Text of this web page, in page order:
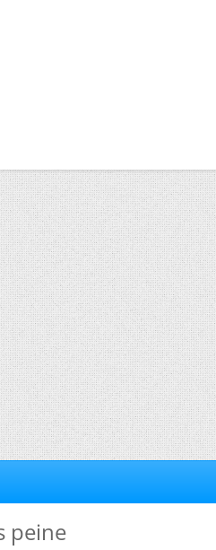
peine